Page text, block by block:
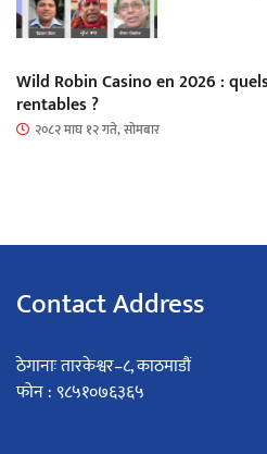
Wild Robin Casino en 2026 :
rentables ?
२०८२ माघ १२ गते, सोमबार
Contact Address
ठेगानाः तारकेश्वर–८, काठमाडौं
फोन : ९८५१०७६३६५